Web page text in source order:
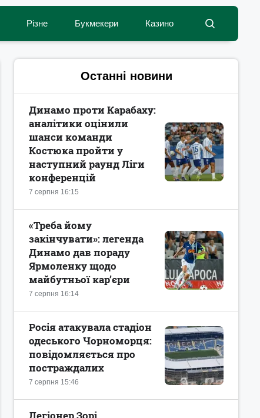
Різне Букмекери Казино
Останні новини
7 серпня 16:15
Динамо проти Карабаху:
аналітики оцінили
шанси команди
Костюка пройти у
наступний раунд Ліги
конференцій
7 серпня 16:14
«Треба йому
закінчувати»: легенда
Динамо дав пораду
Ярмоленку щодо
майбутньої кар’єри
7 серпня 15:46
Росія атакувала стадіон
одеського Чорноморця:
повідомляється про
постраждалих